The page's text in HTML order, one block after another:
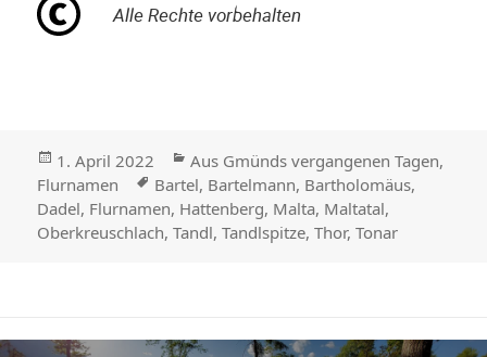
Alle Rechte vorbehalten
Veröffentlicht
am
1. April 2022 Kategorien
Aus Gmünds vergangenen Tagen,
Flurnamen
Stichwörter
Bartel, Bartelmann, Bartholomäus,
Dadel, Flurnamen, Hattenberg, Malta, Maltatal,
Oberkreuschlach,Tandl,Tandlspitze,Thor,Tonar